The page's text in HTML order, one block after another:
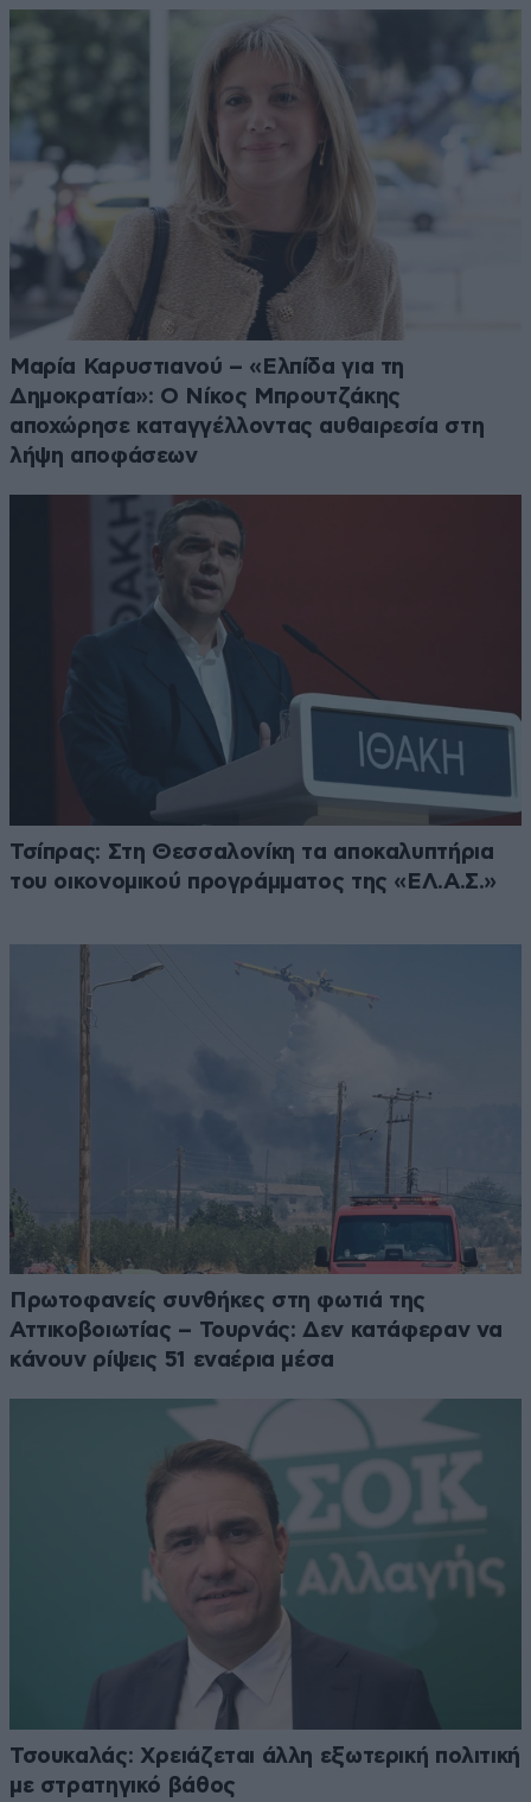
Μαρία Καρυστιανού – «Ελπίδα για τη
Δημοκρατία»: Ο Νίκος Μπρουτζάκης
αποχώρησε καταγγέλλοντας αυθαιρεσία στη
λήψη αποφάσεων
Τσίπρας: Στη Θεσσαλονίκη τα αποκαλυπτήρια
του οικονομικού προγράμματος της «ΕΛ.Α.Σ.»
Πρωτοφανείς συνθήκες στη φωτιά της
Αττικοβοιωτίας – Τουρνάς: Δεν κατάφεραν να
κάνουν ρίψεις 51 εναέρια μέσα
Τσουκαλάς: Xρειάζεται άλλη εξωτερική πολιτική
με στρατηγικό βάθος